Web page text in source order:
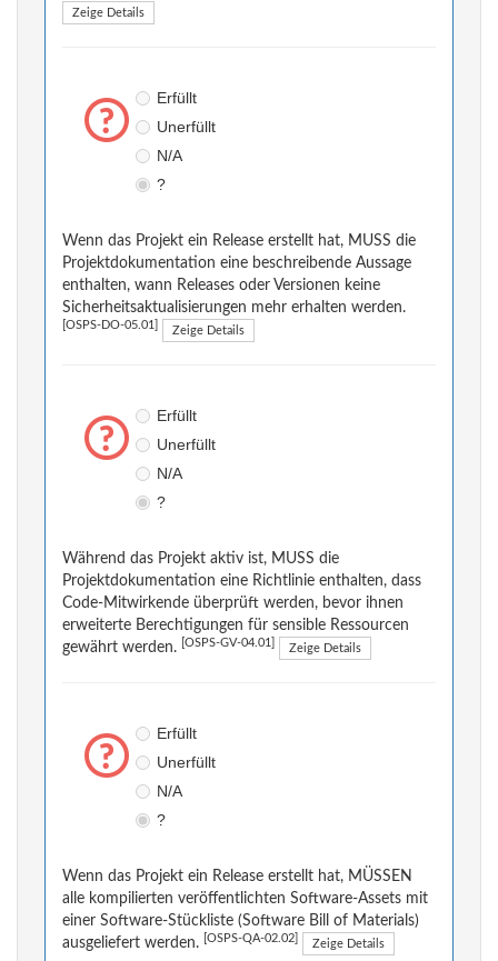
Zeige Details
Erfüllt
Unerfüllt
N/A
?
Wenn das Projekt ein Release erstellt hat, MUSS die
Projektdokumentation eine beschreibende Aussage
enthalten, wann Releases oder Versionen keine
Sicherheitsaktualisierungen mehr erhalten werden.
[OSPS-DO-05.01] Zeige Details
Erfüllt
Unerfüllt
N/A
?
Während das Projekt aktiv ist, MUSS die
Projektdokumentation eine Richtlinie enthalten, dass
Code-Mitwirkende überprüft werden, bevor ihnen
erweiterte Berechtigungen für sensible Ressourcen
gewährt werden.
[OSPS-GV-04.01] Zeige Details
Erfüllt
Unerfüllt
N/A
?
Wenn das Projekt ein Release erstellt hat, MÜSSEN
alle kompilierten veröffentlichten Software-Assets mit
einer Software-Stückliste (Software Bill of Materials)
ausgeliefert werden.
[OSPS-QA-02.02] Zeige Details